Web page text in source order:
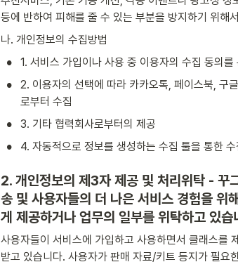
등에 반하여 피해를 줄 수 있는 부분을 방지하기 위해
나. 개인정보의 수집방법
• 1. 서비스 가입이나 사용 중 이용자의 수집 동의를
•
2. 이용자의 선택에 따라 카카오톡, 페이스북, 구
로부터 수집
• 3. 기타 협력회사로부터의 제공
• 4. 자동적으로 정보를 생성하는 수집 툴을 통한 수
2. 개인정보의 제3자 제공 및 처리위탁 - 꾸
송 및 사용자들의 더 나은 서비스 경험을 위
게 제공하거나 업무의 일부를 위탁하고 있습
사용자들이 서비스에 가입하고 사용하면서 클래스를
받고 있습니다. 사용자가 판매 자료/키트 등지가 필요